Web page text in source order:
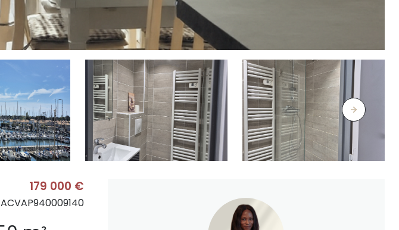
179 000 €
ACVAP940009140